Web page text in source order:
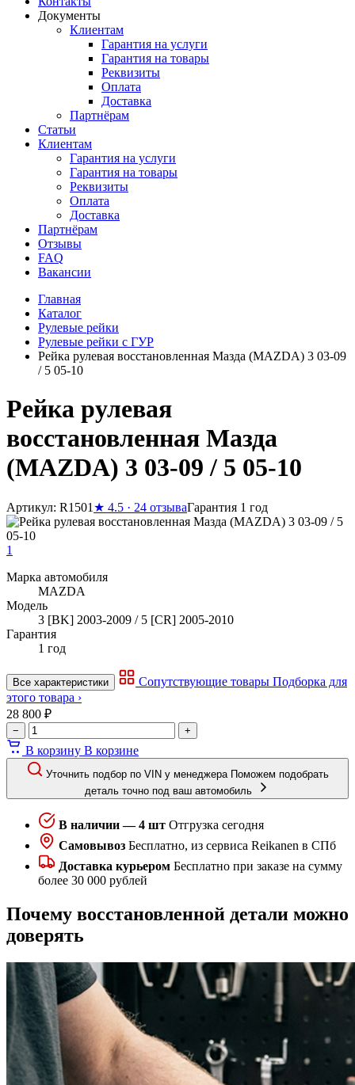
Документы
Клиентам
Гарантия на услуги
Гарантия на товары
Реквизиты
Оплата
Доставка
Партнёрам
Статьи
Клиентам
Гарантия на услуги
Гарантия на товары
Реквизиты
Оплата
Доставка
Партнёрам
Отзывы
FAQ
Вакансии
Главная
Каталог
Рулевые рейки
Рулевые рейки с ГУР
Рейка рулевая восстановленная Мазда (MAZDA) 3 03-09
/ 5 05-10
Рейка рулевая
восстановленная Мазда
(MAZDA) 3 03-09 / 5 05-10
Артикул: R1501 ★ 4.5 · 24 отзываГарантия 1 год
1
Марка автомобиля
MAZDA
Модель
3 [BK] 2003-2009 / 5 [CR] 2005-2010
Гарантия
1 год
Все характеристики Сопутствующие товары Подборка для
этого товара ›
28 800 ₽
− +
В корзину В корзине
Уточнить подбор по VIN у менеджера Поможем подобрать
деталь точно под ваш автомобиль
В наличии — 4 шт Отгрузка сегодня
Самовывоз Бесплатно, из сервиса Reikanen в СПб
Доставка курьером Бесплатно при заказе на сумму
более 30 000 рублей
Почему восстановленной детали можно
доверять